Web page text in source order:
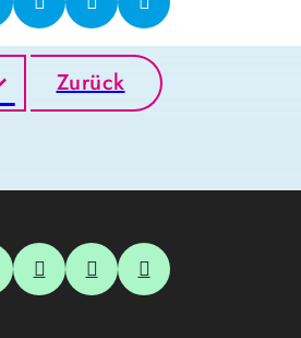
Zurück